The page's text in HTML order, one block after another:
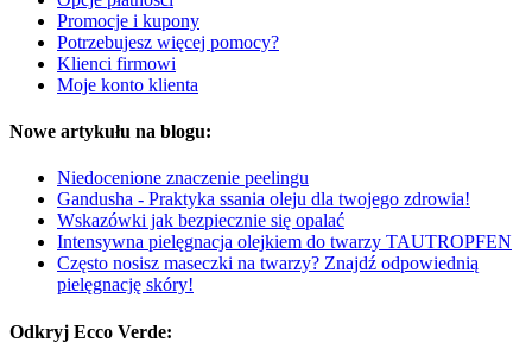
Promocje i kupony
Potrzebujesz więcej pomocy?
Klienci firmowi
Moje konto klienta
Nowe artykułu na blogu:
Niedocenione znaczenie peelingu
Gandusha - Praktyka ssania oleju dla twojego zdrowia!
Wskazówki jak bezpiecznie się opalać
Intensywna pielęgnacja olejkiem do twarzy TAUTROPFEN
Często nosisz maseczki na twarzy? Znajdź odpowiednią
pielęgnację skóry!
Odkryj Ecco Verde: